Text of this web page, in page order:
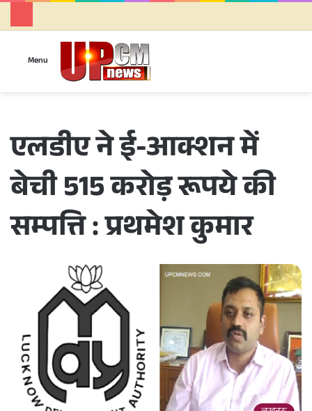
Menu
एलडीए ने ई-आक्शन में
बेची 515 करोड़ रूपये की
सम्पत्ति : प्रथमेश कुमार